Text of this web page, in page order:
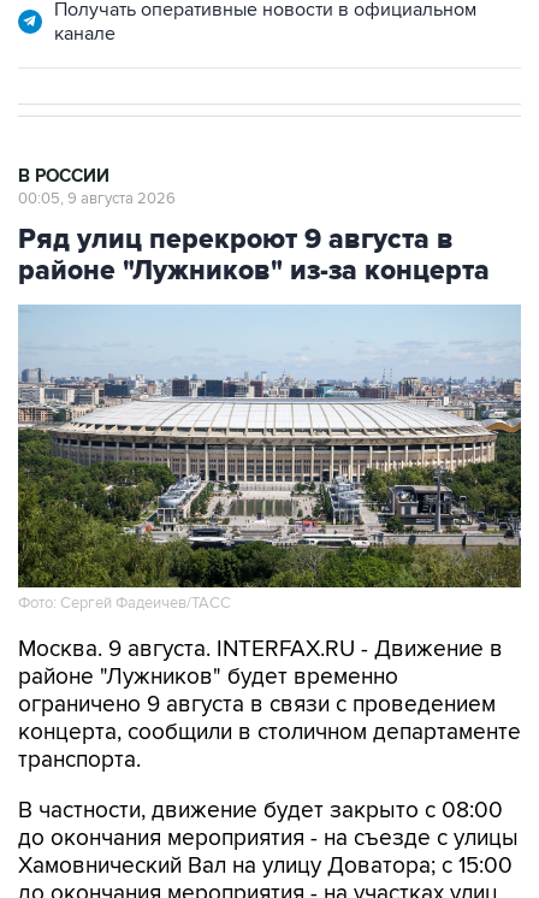
Ряд улиц перекроют 9 августа в
районе "Лужников" из-за концерта
Фото: Сергей Фадеичев/ТАСС
Москва. 9 августа. INTERFAX.RU - Движение в
ограничено 9 августа в связи с проведением
концерта, сообщили в столичном департаменте
транспорта.
В частности, движение будет закрыто с 08:00
Хамовнический Вал на улицу Доватора; с 15:00
до окончания мероприятия - на участках улиц
Савельева, Доватора, 10-летия Октября, 3-й